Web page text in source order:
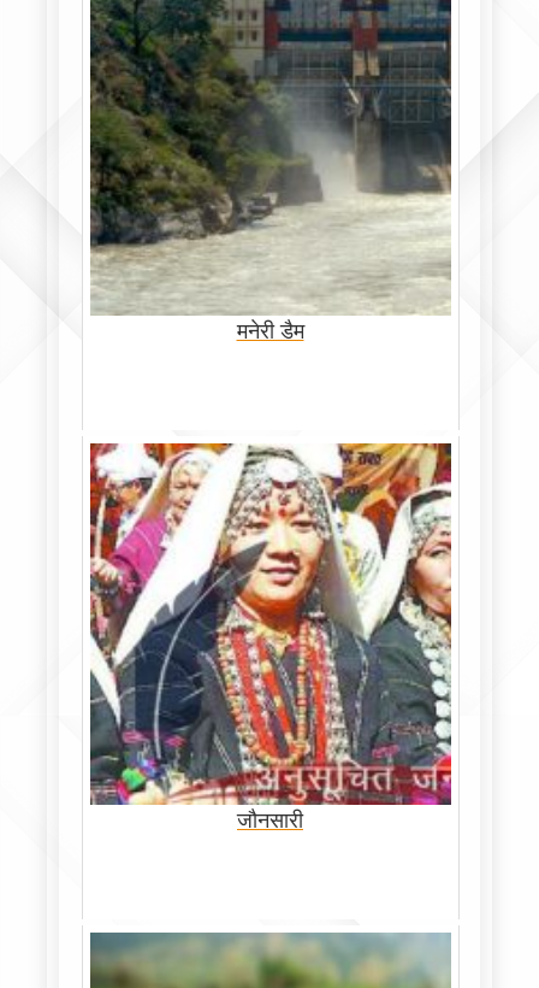
मनेरी डैम
जौनसारी